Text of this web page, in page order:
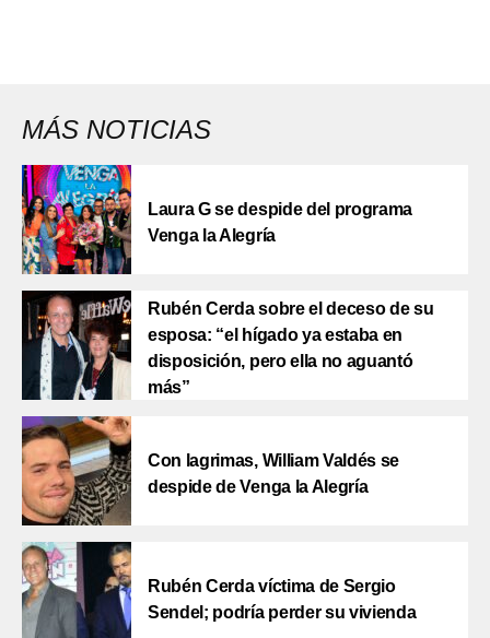
MÁS NOTICIAS
Laura G se despide del programa
Venga la Alegría
Rubén Cerda sobre el deceso de su
esposa: “el hígado ya estaba en
disposición, pero ella no aguantó
más”
Con lagrimas, William Valdés se
despide de Venga la Alegría
Rubén Cerda víctima de Sergio
Sendel; podría perder su vivienda